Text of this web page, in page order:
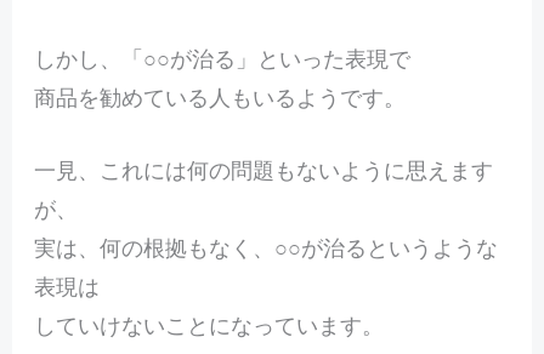
しかし、「○○が治る」といった表現で
商品を勧めている人もいるようです。
一見、これには何の問題もないように思えます
が、
実は、何の根拠もなく、○○が治るというような
表現は
していけないことになっています。